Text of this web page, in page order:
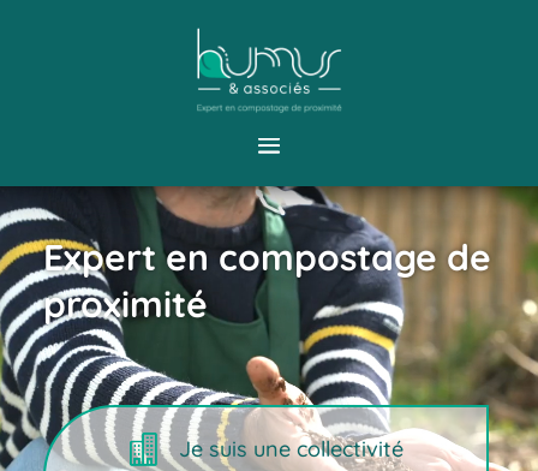
Expert en compostage de
proximité
 Je suis une collectivité